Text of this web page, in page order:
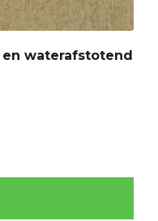
waterafstotend